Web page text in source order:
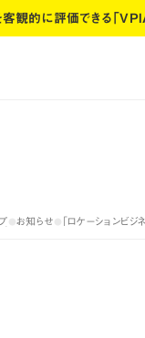
観的に評価できる「
お知らせ
お知らせ 「ロケーションビ